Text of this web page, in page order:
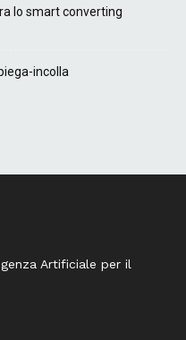
lo smart converting
incolla
Artificiale per il